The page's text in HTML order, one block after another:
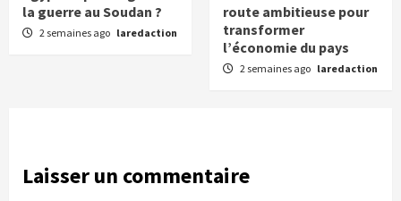
la guerre au Soudan ?
2 semaines ago laredaction
route ambitieuse pour
transformer
l’économie du pays
2 semaines ago laredaction
Laisser un commentaire